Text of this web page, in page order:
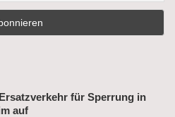
für Sperrung in
auf